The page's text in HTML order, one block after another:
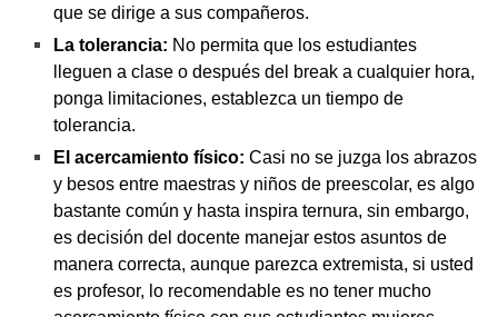
que se dirige a sus compañeros.
La tolerancia: No permita que los estudiantes
lleguen a clase o después del break a cualquier hora,
ponga limitaciones, establezca un tiempo de
tolerancia.
El acercamiento físico:Casi no se juzga los abrazos
y besos entre maestras y niños de preescolar, es algo
bastante común y hasta inspira ternura, sin embargo,
es decisión del docente manejar estos asuntos de
manera correcta, aunque parezca extremista, si usted
es profesor, lo recomendable es no tener mucho